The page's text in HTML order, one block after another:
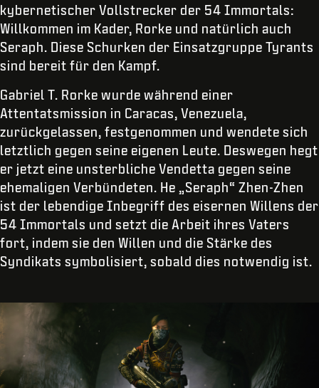
kybernetischer Vollstrecker der 54 Immortals:
Willkommen im Kader, Rorke und natürlich auch
Seraph. Diese Schurken der Einsatzgruppe Tyrants
sind bereit für den Kampf.
Gabriel T. Rorke wurde während einer
Attentatsmission in Caracas, Venezuela,
zurückgelassen, festgenommen und wendete sich
letztlich gegen seine eigenen Leute. Deswegen hegt
er jetzt eine unsterbliche Vendetta gegen seine
ehemaligen Verbündeten. He „Seraph“ Zhen-Zhen
ist der lebendige Inbegriff des eisernen Willens der
54 Immortals und setzt die Arbeit ihres Vaters
fort, indem sie den Willen und die Stärke des
Syndikats symbolisiert, sobald dies notwendig ist.